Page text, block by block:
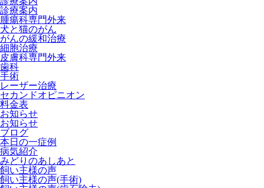
診療案内
腫瘍科専門外来
犬と猫のがん
がんの緩和治療
細胞治療
皮膚科専門外来
歯科
手術
レーザー治療
セカンドオピニオン
料金表
お知らせ
お知らせ
ブログ
本日の一症例
病気紹介
みどりのあしあと
飼い主様の声
飼い主様の声(手術)